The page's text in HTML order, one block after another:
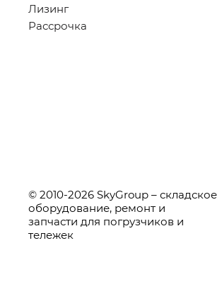
Лизинг
Рассрочка
© 2010-2026 SkyGroup – складское
оборудование, ремонт и
запчасти для погрузчиков и
тележек